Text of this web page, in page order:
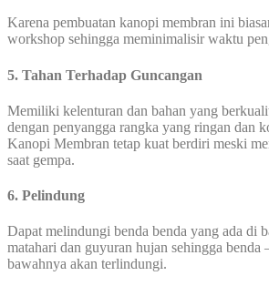
Karena pembuatan kanopi membran ini
workshop sehingga meminimalisir waktu
5. Tahan Terhadap Guncangan
Memiliki kelenturan dan bahan yang
dengan penyangga rangka yang ringan dan
Kanopi Membran tetap kuat berdiri meski
saat gempa.
6. Pelindung
Dapat melindungi benda benda yang ada di
matahari dan guyuran hujan sehingga benda
bawahnya akan terlindungi.